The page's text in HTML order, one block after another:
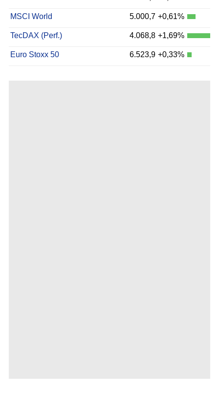
MSCI World 5.000,7 +0,61%
TecDAX (Perf.) 4.068,8 +1,69%
Euro Stoxx 50 6.523,9 +0,33%